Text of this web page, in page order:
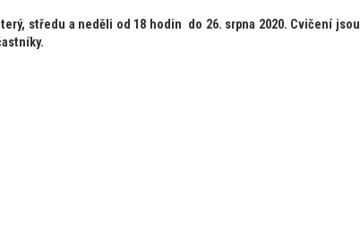
středu a neděli od 18 hodin do 26. srpna 2020. Cvičení jsou